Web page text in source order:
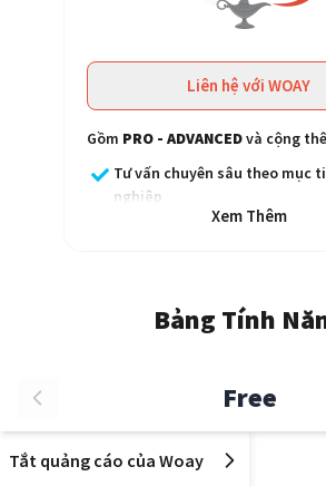
Liên hệ với WOAY
Gồm PRO - ADVANCEDvà cộng
Tư vấn chuyên sâu theo mục
nghiệp
Quản lý nhóm người chơi Săn
CRM/Automation
Phát triển Game theo yêu cầu
Nâng cấp trải nghiệm chơi
Xem Thêm
Bảng Tính
Free
Tắt quảng cáo của Woay